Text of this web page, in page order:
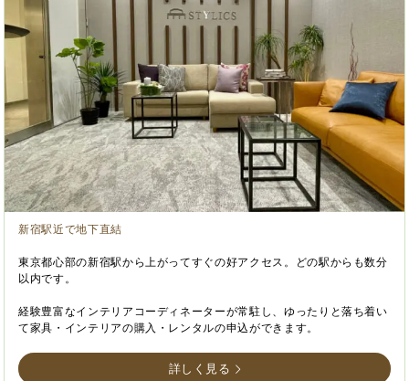
新宿駅近で地下直結
東京都心部の新宿駅から上がってすぐの好アクセス。どの駅からも数分
以内です。
経験豊富なインテリアコーディネーターが常駐し、ゆったりと落ち着い
て家具・インテリアの購入・レンタルの申込ができます。
詳しく見る